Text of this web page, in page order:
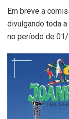
Em breve a
divulgando toda
no período de